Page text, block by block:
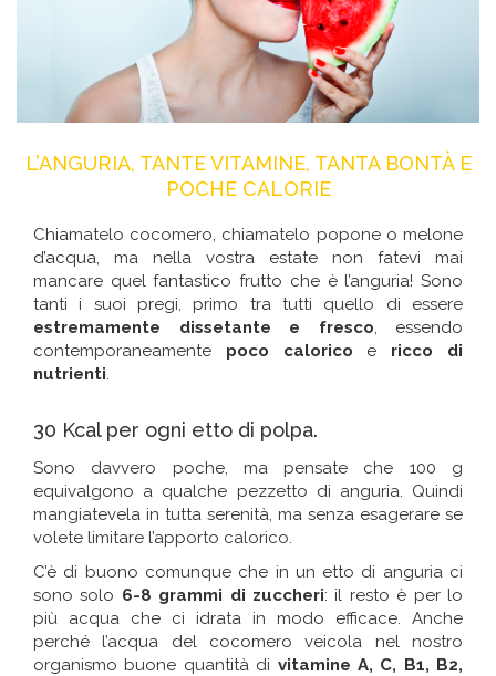
L’ANGURIA, TANTE VITAMINE, TANTA BONTÀ E
POCHE CALORIE
Chiamatelo cocomero, chiamatelo popone o melone
d’acqua, ma nella vostra estate non fatevi mai
mancare quel fantastico frutto che è l’anguria! Sono
tanti i suoi pregi, primo tra tutti quello di essere
estremamente dissetante e fresco, essendo
contemporaneamente poco calorico e ricco di
nutrienti.
30 Kcal per ogni etto di polpa.
Sono davvero poche, ma pensate che 100 g
equivalgono a qualche pezzetto di anguria. Quindi
mangiatevela in tutta serenità, ma senza esagerare se
volete limitare l’apporto calorico.
C’è di buono comunque che in un etto di anguria ci
sono solo 6-8 grammi di zuccheri: il resto è per lo
più acqua che ci idrata in modo efficace. Anche
perché l’acqua del cocomero veicola nel nostro
organismo buone quantità di vitamine A, C, B1, B2,